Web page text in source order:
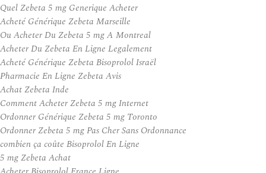
Quel Zebeta 5 mg Generique Acheter
Acheté Générique Zebeta Marseille
Ou Acheter Du Zebeta 5 mg A Montreal
Acheter Du Zebeta En Ligne Legalement
Acheté Générique Zebeta Bisoprolol Israël
Pharmacie En Ligne Zebeta Avis
Achat Zebeta Inde
Comment Acheter Zebeta 5 mg Internet
Ordonner Générique Zebeta 5 mg Toronto
Ordonner Zebeta 5 mg Pas Cher Sans Ordonnance
combien ça coûte Bisoprolol En Ligne
5 mg Zebeta Achat